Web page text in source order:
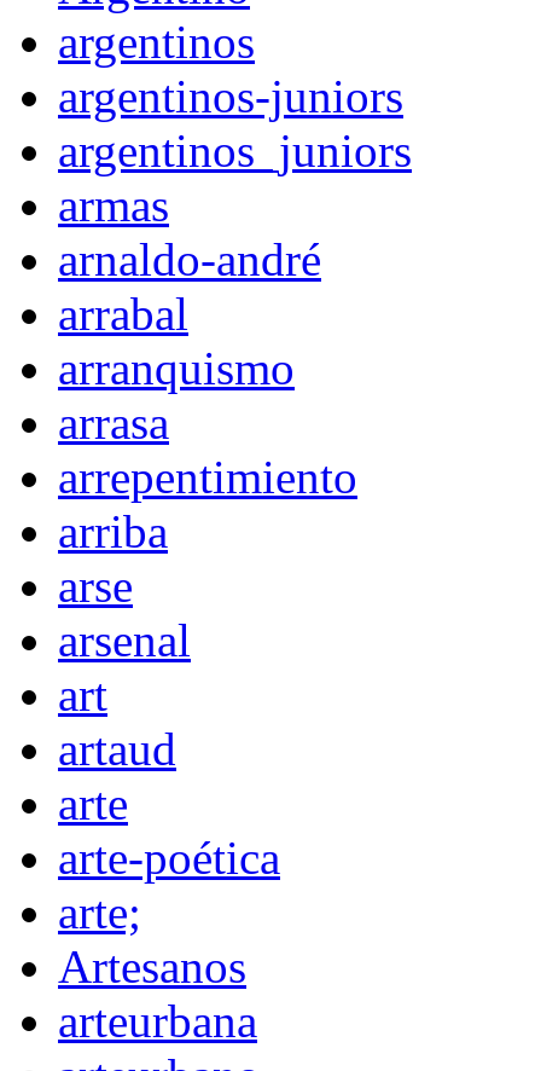
argentinos
argentinos-juniors
argentinos_juniors
armas
arnaldo-andré
arrabal
arranquismo
arrasa
arrepentimiento
arriba
arse
arsenal
art
artaud
arte
arte-poética
arte;
Artesanos
arteurbana